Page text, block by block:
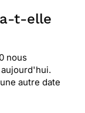
t-elle
nous
autre date